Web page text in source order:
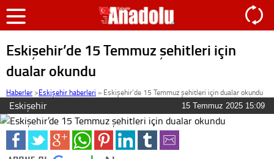
Eskişehir’de 15 Temmuz şehitleri için
dualar okundu
Haberler >Eskişehir haberleri » Eskişehir’de 15 Temmuz şehitleri için dualar okundu
Eskişehir 15 Temmuz 2025 15:09